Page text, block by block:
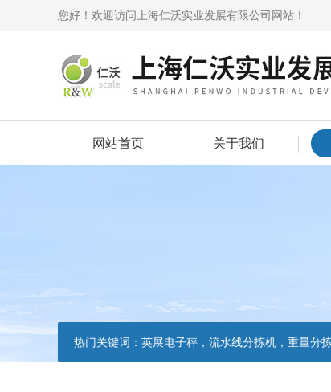
您好！欢迎访问上海仁沃实业发展有限公司网站！
网站首页 关于我们
热门关键词： 英展电子秤，流水线分拣机，重量分拣剔除